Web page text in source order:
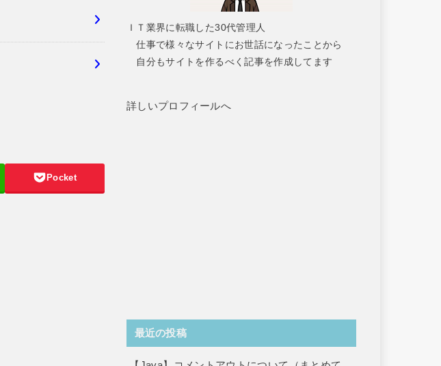
Pocket
ＩＴ業界に転職した30代管理人
仕事で様々なサイトにお世話になったことから
自分もサイトを作るべく記事を作成してます
詳しいプロフィールへ
最近の投稿